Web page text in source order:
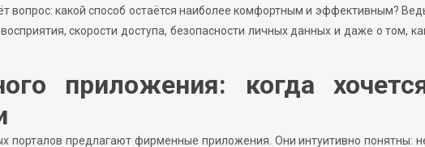
вопрос: какой способ остаётся наиболее комфортным и эффективным?
скорости доступа, безопасности личных данных и даже о том,
приложения: когда
порталов предлагают фирменные приложения. Они интуитивно понятны: